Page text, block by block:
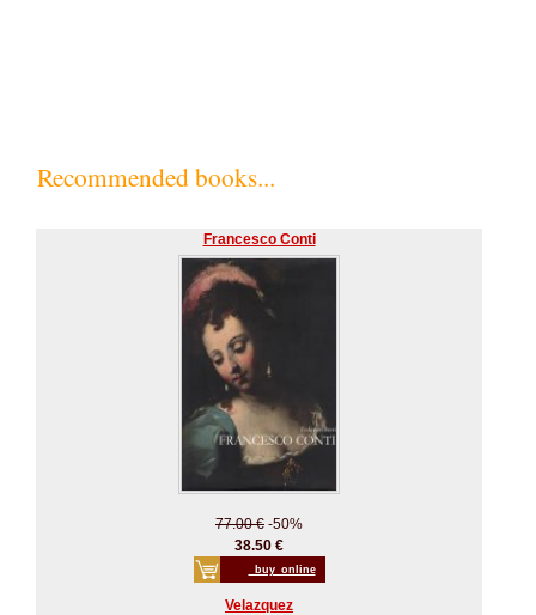
Recommended books...
Francesco Conti
77.00 € -50%
38.50 €
_buy_online
Velazquez